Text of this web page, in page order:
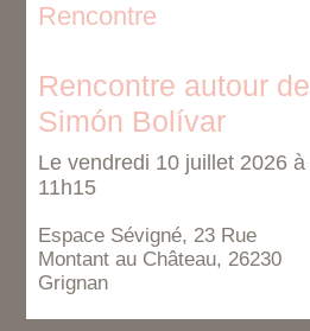
Rencontre
Rencontre autour de
Simón Bolívar
Le vendredi 10 juillet 2026 à
11h15
Espace Sévigné, 23 Rue
Montant au Château, 26230
Grignan